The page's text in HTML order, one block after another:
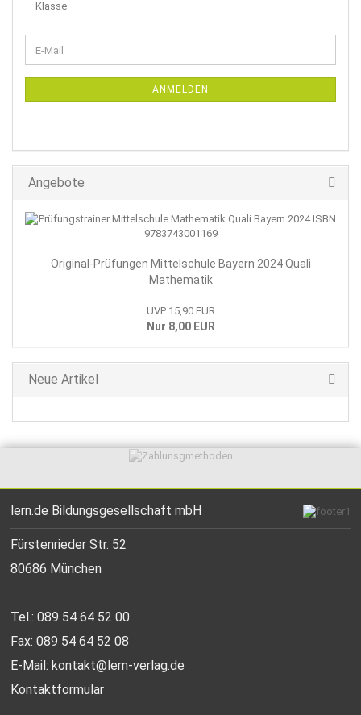
ZUR
E-
Mail
ANMELDEN
Angebote
Original-Prüfungen Mittelschule Bayern 2024 Quali
Mathematik
UVP 15,90 EUR
Nur 8,00 EUR
Neue Artikel
lern.de Bildungsgesellschaft mbH
Fürstenrieder Str. 52
80686 München
Tel.: 089 54 64 52 00
Fax: 089 54 64 52 08
E-Mail:kontakt@lern-verlag.de
Kontaktformular